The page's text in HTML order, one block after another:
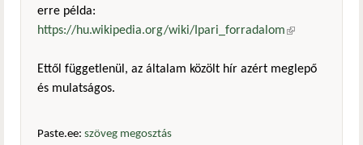
erre példa:
https://hu.wikipedia.org/wiki/Ipari_forradalom(külső
Ettől függetlenül, az általam közölt hír azért meglepő
és mulatságos.
Paste.ee: szöveg megosztás